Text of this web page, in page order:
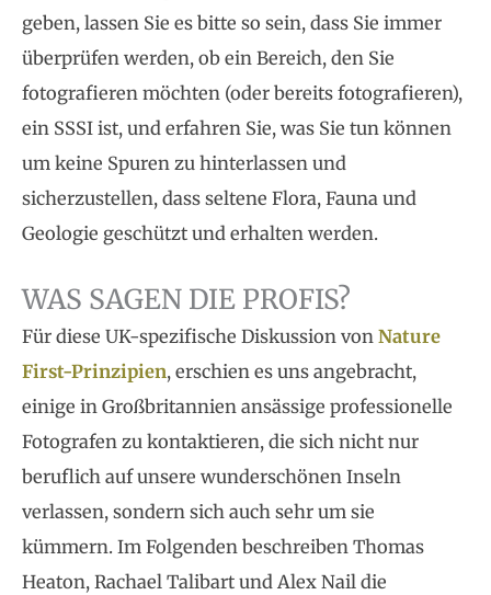
geben, lassen Sie es bitte so sein, dass Sie immer
überprüfen werden, ob ein Bereich, den Sie
fotografieren möchten (oder bereits fotografieren),
ein SSSI ist, und erfahren Sie, was Sie tun können
um keine Spuren zu hinterlassen und
sicherzustellen, dass seltene Flora, Fauna und
Geologie geschützt und erhalten werden.
WAS SAGEN DIE PROFIS?
Für diese UK-spezifische Diskussion von Nature
First-Prinzipien, erschien es uns angebracht,
einige in Großbritannien ansässige professionelle
Fotografen zu kontaktieren, die sich nicht nur
beruflich auf unsere wunderschönen Inseln
verlassen, sondern sich auch sehr um sie
kümmern. Im Folgenden beschreiben Thomas
Heaton, Rachael Talibart und Alex Nail die